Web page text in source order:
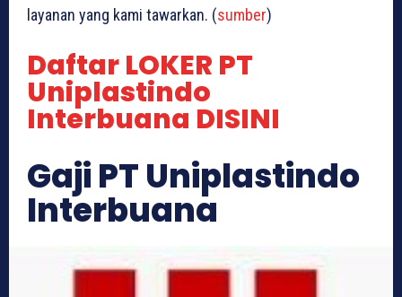
layanan yang kami tawarkan. (sumber)
Daftar LOKER PT
Uniplastindo
Interbuana DISINI
Gaji PT Uniplastindo
Interbuana